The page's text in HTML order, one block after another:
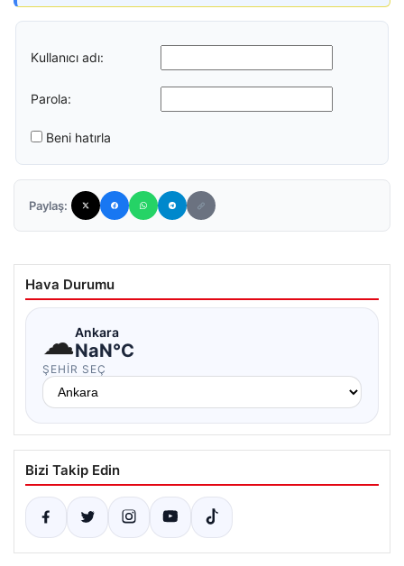
Kullanıcı adı:
Parola:
Beni hatırla
Paylaş:
Hava Durumu
☁Ankara
NaN°C
ŞEHIR SEÇ
Bizi Takip Edin